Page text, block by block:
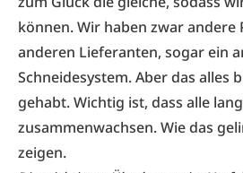
können. Wir haben zwar andere
anderen Lieferanten, sogar ein
Schneidesystem. Aber das alles
gehabt. Wichtig ist, dass alle
zusammenwachsen. Wie das
zeigen.